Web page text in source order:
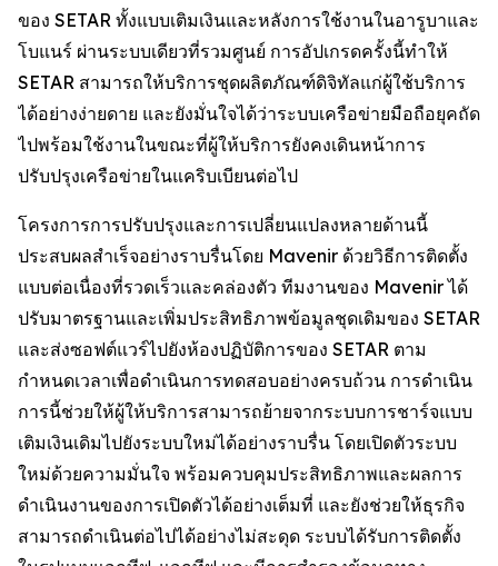
ของ SETAR ทั้งแบบเติมเงินและหลังการใช้งานในอารูบาและ
โบแนร์ ผ่านระบบเดียวที่รวมศูนย์ การอัปเกรดครั้งนี้ทำให้
SETAR สามารถให้บริการชุดผลิตภัณฑ์ดิจิทัลแก่ผู้ใช้บริการ
ได้อย่างง่ายดาย และยังมั่นใจได้ว่าระบบเครือข่ายมือถือยุคถัด
ไปพร้อมใช้งานในขณะที่ผู้ให้บริการยังคงเดินหน้าการ
ปรับปรุงเครือข่ายในแคริบเบียนต่อไป
โครงการการปรับปรุงและการเปลี่ยนแปลงหลายด้านนี้
ประสบผลสำเร็จอย่างราบรื่นโดย Mavenir ด้วยวิธีการติดตั้ง
แบบต่อเนื่องที่รวดเร็วและคล่องตัว ทีมงานของ Mavenir ได้
ปรับมาตรฐานและเพิ่มประสิทธิภาพข้อมูลชุดเดิมของ SETAR
และส่งซอฟต์แวร์ไปยังห้องปฏิบัติการของ SETAR ตาม
กำหนดเวลาเพื่อดำเนินการทดสอบอย่างครบถ้วน การดำเนิน
การนี้ช่วยให้ผู้ให้บริการสามารถย้ายจากระบบการชาร์จแบบ
เติมเงินเดิมไปยังระบบใหม่ได้อย่างราบรื่น โดยเปิดตัวระบบ
ใหม่ด้วยความมั่นใจ พร้อมควบคุมประสิทธิภาพและผลการ
ดำเนินงานของการเปิดตัวได้อย่างเต็มที่ และยังช่วยให้ธุรกิจ
สามารถดำเนินต่อไปได้อย่างไม่สะดุด ระบบได้รับการติดตั้ง